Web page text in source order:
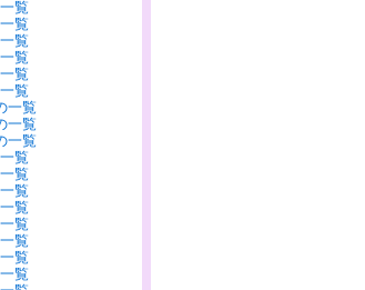
覧
覧
覧
覧
覧
覧
一覧
一覧
一覧
覧
覧
覧
覧
覧
覧
覧
覧